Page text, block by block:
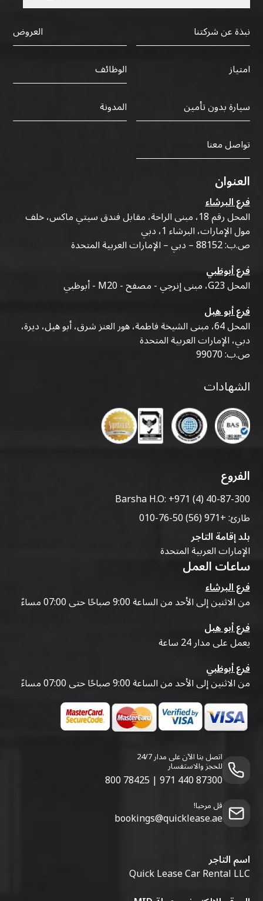
نبذة عن شركتنا
العروض
امتياز
الوظائف
سيارة بدون تأمين
المدونة
تواصل معنا
العنوان
فرع البرشاء
المحل رقم 18، مبنى الراحة، مقابل فندق سيتي ماكس، خلف
مول الإمارات، البرشاء 1، دبي
ص.ب: 88152 – دبي – الإمارات العربية المتحدة
فرع أبوظبي
المحل G23، مبنى إنرجي - مصفح - M20 - أبوظبي
فرع أبو هيل
المحل 64، مبنى الشيخة فاطمة، هور العنز شرق، أبو هيل، ديرة،
دبي، الإمارات العربية المتحدة
ص.ب: 99070
الشهادات
الفروع
Barsha H.O:+971 (4) 40-87-300
طارئ:+971 (56) 50-76-010
بلد إقامة التاجر
الإمارات العربية المتحدة
ساعات العمل
فرع البرشاء
من الاثنين إلى الأحد من الساعة 9:00 صباحًا حتى 07:00 مساءً
فرع أبو هيل
يعمل على مدار 24 ساعة
فرع أبوظبي
من الاثنين إلى الأحد من الساعة 9:00 صباحًا حتى 07:00 مساءً
اتصل بنا الآن على مدار 24/7
للحجز والاستفسار
800 78425 | 971 440 87300
قل مرحبا!
bookings@quicklease.ae
اسم التاجر
Quick Lease Car Rental LLC